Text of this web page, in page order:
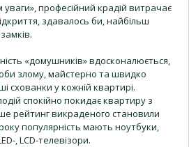
професійний крадій витрачає
здавалось би, найбільш
«домушників» вдосконалюється,
злому, майстерно та швидко
схованки у кожній квартирі.
спокійно покидає квартиру з
рейтинг викраденого становили
популярність мають ноутбуки,
, LCD-телевізори.